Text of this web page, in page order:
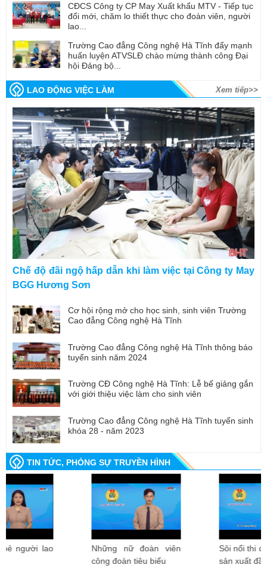
CĐCS Công ty CP May Xuất khẩu MTV - Tiếp tục
đổi mới, chăm lo thiết thực cho đoàn viên, người
lao...
Trường Cao đẳng Công nghệ Hà Tĩnh đẩy mạnh
huấn luyện ATVSLĐ chào mừng thành công Đại
hội Đảng bộ...
LAO ĐỘNG VIỆC LÀM Xem tiếp>>
Chế độ đãi ngộ hấp dẫn khi làm việc tại Công ty May
BGG Hương Sơn
Cơ hội rộng mở cho học sinh, sinh viên Trường
Cao đẳng Công nghệ Hà Tĩnh
Trường Cao đẳng Công nghệ Hà Tĩnh thông báo
tuyển sinh năm 2024
Trường CĐ Công nghệ Hà Tĩnh: Lễ bế giảng gắn
với giới thiệu việc làm cho sinh viên
Trường Cao đẳng Công nghệ Hà Tĩnh tuyển sinh
khóa 28 - năm 2023
TIN TỨC, PHÓNG SỰ TRUYỀN HÌNH
Những nữ đoàn viên
Sôi nổi thi đua lao động
sản xuất đầu xuân